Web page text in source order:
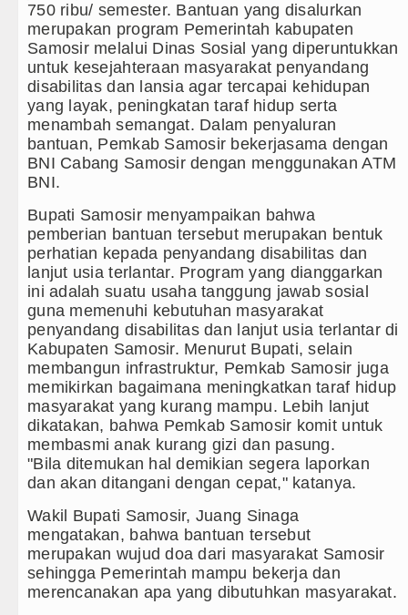
Ketua GRIB Jaya Labuhanbatu Gelar
Gubernur Bobby Nasution Minta
Rico Waas : Kemerdekaan Harus
Akses Jalan ke Pemandian Air Panas
750 ribu/ semester. Bantuan yang disalurkan
merupakan program Pemerintah kabupaten
Samosir melalui Dinas Sosial yang diperuntukkan
untuk kesejahteraan masyarakat penyandang
disabilitas dan lansia agar tercapai kehidupan
yang layak, peningkatan taraf hidup serta
menambah semangat. Dalam penyaluran
bantuan, Pemkab Samosir bekerjasama dengan
BNI Cabang Samosir dengan menggunakan ATM
BNI.
Bupati Samosir menyampaikan bahwa
pemberian bantuan tersebut merupakan bentuk
perhatian kepada penyandang disabilitas dan
lanjut usia terlantar. Program yang dianggarkan
ini adalah suatu usaha tanggung jawab sosial
guna memenuhi kebutuhan masyarakat
penyandang disabilitas dan lanjut usia terlantar di
Kabupaten Samosir. Menurut Bupati, selain
membangun infrastruktur, Pemkab Samosir juga
memikirkan bagaimana meningkatkan taraf hidup
masyarakat yang kurang mampu. Lebih lanjut
dikatakan, bahwa Pemkab Samosir komit untuk
membasmi anak kurang gizi dan pasung.
"Bila ditemukan hal demikian segera laporkan
dan akan ditangani dengan cepat," katanya.
Wakil Bupati Samosir, Juang Sinaga
mengatakan, bahwa bantuan tersebut
merupakan wujud doa dari masyarakat Samosir
sehingga Pemerintah mampu bekerja dan
merencanakan apa yang dibutuhkan masyarakat.